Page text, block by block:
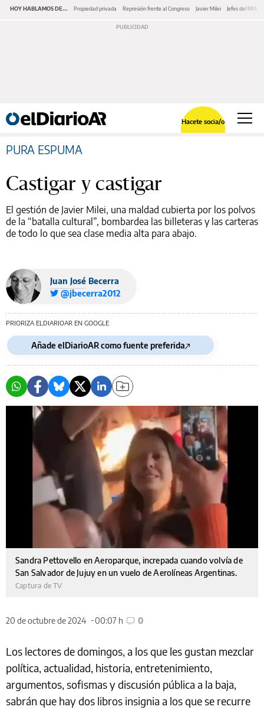
HOY HABLAMOS DE... Propiedad privada Represión frente al Congreso Javier Milei Jefes del PAMI
Hacete socia/o
PURA ESPUMA
Castigar y castigar
El gestión de Javier Milei, una maldad cubierta por los polvos
de la “batalla cultural”, bombardea las billeteras y las carteras
de todo lo que sea clase media alta para abajo.
Juan José Becerra
@jbecerra2012
PRIORIZA ELDIARIOAR EN GOOGLE
Añade elDiarioAR como fuente preferida
Sandra Pettovello en Aeroparque, increpada cuando volvía de
San Salvador de Jujuy en un vuelo de Aerolíneas Argentinas.
Captura de TV
20 de octubre de 2024 00:07 h 0
Los lectores de domingos, a los que les gustan mezclar
política, actualidad, historia, entretenimiento,
argumentos, sofismas y discusión pública a la baja,
sabrán que hay dos libros insignia a los que se recurre